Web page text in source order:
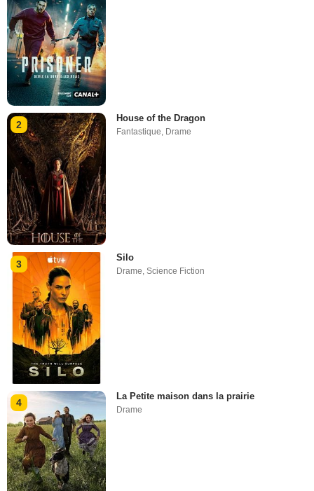
2
House of the Dragon
Fantastique, Drame
3
Silo
Drame ,Science Fiction
4
La Petite maison dans la prairie
Drame